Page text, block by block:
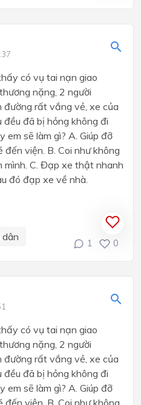
có vụ tai nạn giao
nặng, 2 người
đường rất vắng vẻ, xe của
đã bị hỏng không đi
em sẽ làm gì? A. Giúp đỡ
viện. B. Coi như không
mình. C. Đạp xe thật nhanh
đó đạp xe về nhà.
dân
1 0
có vụ tai nạn giao
nặng, 2 người
đường rất vắng vẻ, xe của
đã bị hỏng không đi
em sẽ làm gì? A. Giúp đỡ
viện. B. Coi như không